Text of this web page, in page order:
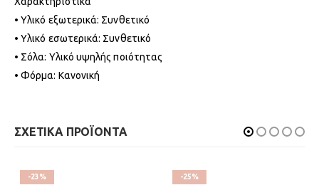
• Υλικό εξωτερικά: Συνθετικό
• Υλικό εσωτερικά: Συνθετικό
• Σόλα: Υλικό υψηλής ποιότητας
• Φόρμα: Κανονική
ΣΧΕΤΙΚΑ ΠΡΟΪΟΝΤΑ
-23% -25%